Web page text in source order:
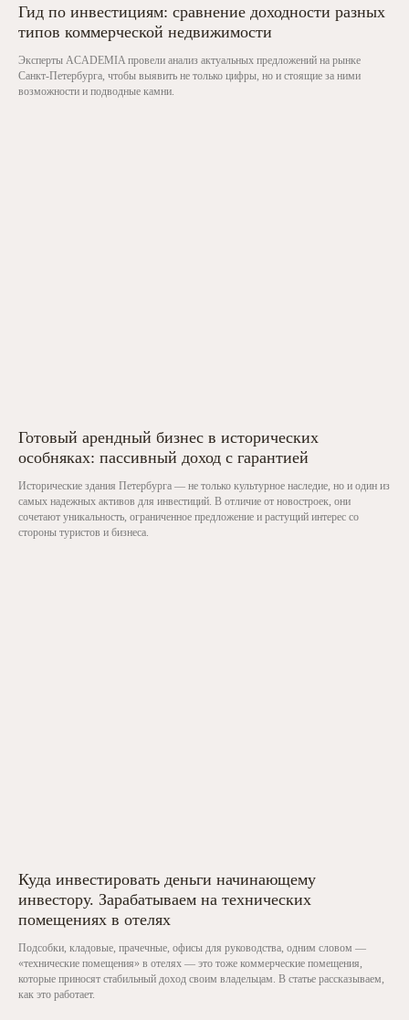
Гид по инвестициям: сравнение доходности разных
типов коммерческой недвижимости
Эксперты ACADEMIA провели анализ актуальных предложений на рынке
Санкт-Петербурга, чтобы выявить не только цифры, но и стоящие за ними
возможности и подводные камни.
Готовый арендный бизнес в исторических
особняках: пассивный доход с гарантией
Исторические здания Петербурга — не только культурное наследие, но и один из
самых надежных активов для инвестиций. В отличие от новостроек, они
сочетают уникальность, ограниченное предложение и растущий интерес со
стороны туристов и бизнеса.
Куда инвестировать деньги начинающему
инвестору. Зарабатываем на технических
помещениях в отелях
Подсобки, кладовые, прачечные, офисы для руководства, одним словом —
«технические помещения» в отелях — это тоже коммерческие помещения,
которые приносят стабильный доход своим владельцам. В статье рассказываем,
как это работает.